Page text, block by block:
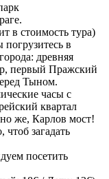
в стоимость тура)
в
древняя
первый Пражский
Тыном.
часы с
квартал
же, Карлов мост!
чтоб загадать
посетить